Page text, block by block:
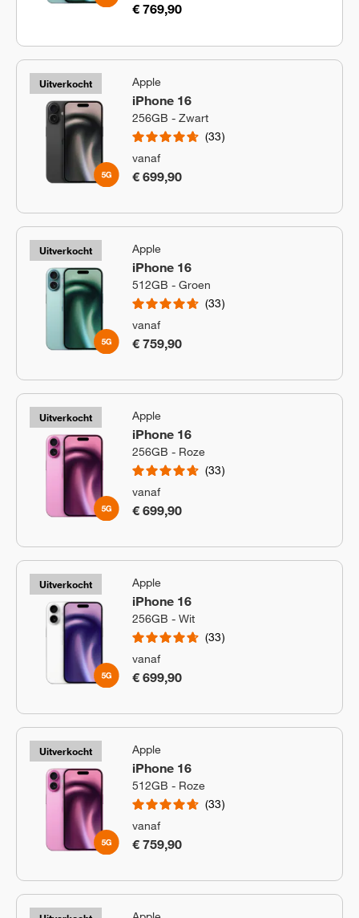
€ 769,90
Uitverkocht Apple
iPhone 16
256GB - Zwart
33
vanaf
€ 699,90
Uitverkocht Apple
iPhone 16
512GB - Groen
33
vanaf
€ 759,90
Uitverkocht Apple
iPhone 16
256GB - Roze
33
vanaf
€ 699,90
Uitverkocht Apple
iPhone 16
256GB - Wit
33
vanaf
€ 699,90
Uitverkocht Apple
iPhone 16
512GB - Roze
33
vanaf
€ 759,90